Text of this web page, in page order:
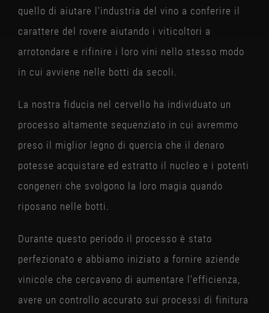
quello di aiutare l'industria del vino a conferire il
carattere del rovere aiutando i viticoltori a
arrotondare e rifinire i loro vini nello stesso modo
in cui avviene nelle botti da secoli.
La nostra fiducia nel cervello ha individuato un
processo altamente sequenziato in cui avremmo
preso il miglior legno di quercia che il denaro
potesse acquistare ed estratto il nucleo e i potenti
congeneri che svolgono la loro magia quando
riposano nelle botti.
Durante questo periodo il processo è stato
perfezionato e abbiamo iniziato a fornire aziende
vinicole che cercavano di aumentare l'efficienza,
avere un controllo accurato sui processi di finitura